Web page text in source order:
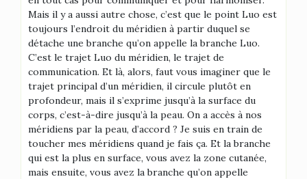
Mais il y a aussi autre chose, c’est que le point Luo est
toujours l’endroit du méridien à partir duquel se
détache une branche qu’on appelle la branche Luo.
C’est le trajet Luo du méridien, le trajet de
communication. Et là, alors, faut vous imaginer que le
trajet principal d’un méridien, il circule plutôt en
profondeur, mais il s’exprime jusqu’à la surface du
corps, c’est-à-dire jusqu’à la peau. On a accès à nos
méridiens par la peau, d’accord ? Je suis en train de
toucher mes méridiens quand je fais ça. Et la branche
qui est la plus en surface, vous avez la zone cutanée,
mais ensuite, vous avez la branche qu’on appelle